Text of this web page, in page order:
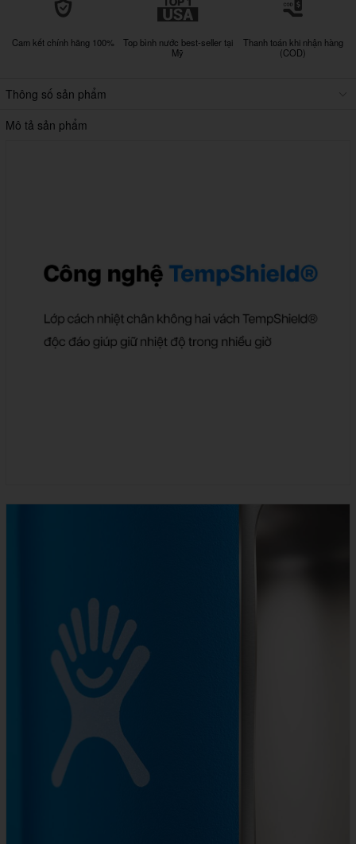
Cam kết chính hãng 100%
Top bình nước best-seller tại
Mỹ
Thanh toán khi nhận hàng
(COD)
Thông số sản phẩm
Mô tả sản phẩm